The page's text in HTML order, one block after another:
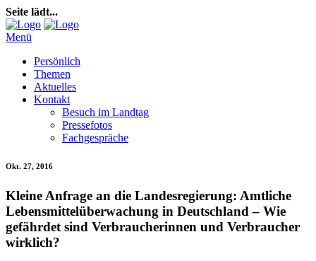
Seite lädt...
Menü
Persönlich
Themen
Aktuelles
Kontakt
Besuch im Landtag
Pressefotos
Fachgespräche
Okt. 27, 2016
Kleine Anfrage an die Landesregierung: Amtliche
Lebensmittelüberwachung in Deutschland – Wie
gefährdet sind Verbraucherinnen und Verbraucher
wirklich?